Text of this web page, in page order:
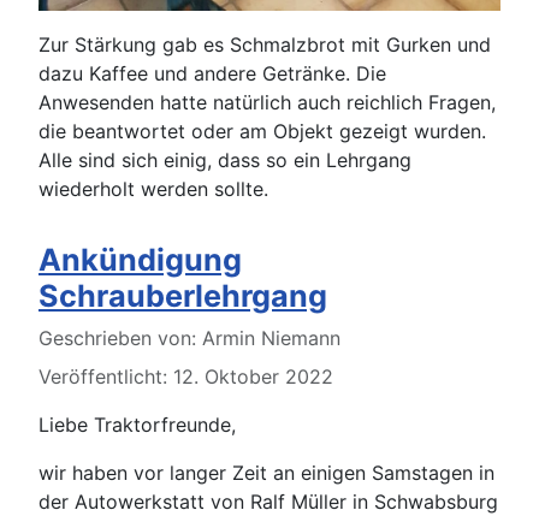
Zur Stärkung gab es Schmalzbrot mit Gurken und
dazu Kaffee und andere Getränke. Die
Anwesenden hatte natürlich auch reichlich Fragen,
die beantwortet oder am Objekt gezeigt wurden.
Alle sind sich einig, dass so ein Lehrgang
wiederholt werden sollte.
Ankündigung
Schrauberlehrgang
Details
Geschrieben von: Armin Niemann
Veröffentlicht: 12. Oktober 2022
Liebe Traktorfreunde,
wir haben vor langer Zeit an einigen Samstagen in
der Autowerkstatt von Ralf Müller in Schwabsburg